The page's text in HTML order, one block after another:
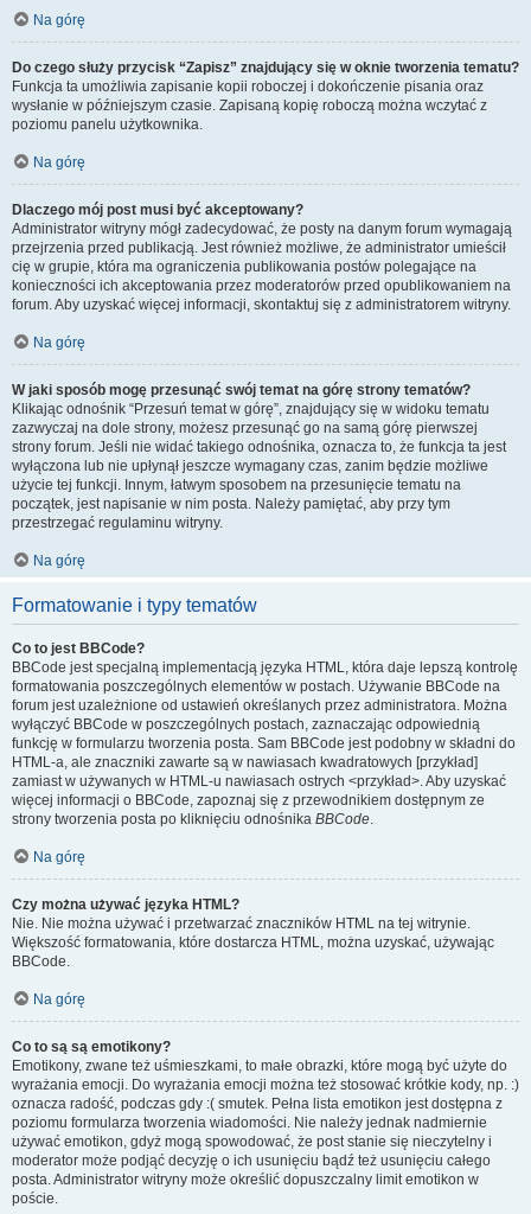
Na górę
Do czego służy przycisk “Zapisz” znajdujący się w oknie tworzenia tematu?
Funkcja ta umożliwia zapisanie kopii roboczej i dokończenie pisania oraz
wysłanie w późniejszym czasie. Zapisaną kopię roboczą można wczytać z
poziomu panelu użytkownika.
Na górę
Dlaczego mój post musi być akceptowany?
Administrator witryny mógł zadecydować, że posty na danym forum wymagają
przejrzenia przed publikacją. Jest również możliwe, że administrator umieścił
cię w grupie, która ma ograniczenia publikowania postów polegające na
konieczności ich akceptowania przez moderatorów przed opublikowaniem na
forum. Aby uzyskać więcej informacji, skontaktuj się z administratorem witryny.
Na górę
W jaki sposób mogę przesunąć swój temat na górę strony tematów?
Klikając odnośnik “Przesuń temat w górę”, znajdujący się w widoku tematu
zazwyczaj na dole strony, możesz przesunąć go na samą górę pierwszej
strony forum. Jeśli nie widać takiego odnośnika, oznacza to, że funkcja ta jest
wyłączona lub nie upłynął jeszcze wymagany czas, zanim będzie możliwe
użycie tej funkcji. Innym, łatwym sposobem na przesunięcie tematu na
początek, jest napisanie w nim posta. Należy pamiętać, aby przy tym
przestrzegać regulaminu witryny.
Na górę
Formatowanie i typy tematów
Co to jest BBCode?
BBCode jest specjalną implementacją języka HTML, która daje lepszą kontrolę
formatowania poszczególnych elementów w postach. Używanie BBCode na
forum jest uzależnione od ustawień określanych przez administratora. Można
wyłączyć BBCode w poszczególnych postach, zaznaczając odpowiednią
funkcję w formularzu tworzenia posta. Sam BBCode jest podobny w składni do
HTML-a, ale znaczniki zawarte są w nawiasach kwadratowych [przykład]
zamiast w używanych w HTML-u nawiasach ostrych <przykład>. Aby uzyskać
więcej informacji o BBCode, zapoznaj się z przewodnikiem dostępnym ze
strony tworzenia posta po kliknięciu odnośnika BBCode.
Na górę
Czy można używać języka HTML?
Nie. Nie można używać i przetwarzać znaczników HTML na tej witrynie.
Większość formatowania, które dostarcza HTML, można uzyskać, używając
BBCode.
Na górę
Co to są są emotikony?
Emotikony, zwane też uśmieszkami, to małe obrazki, które mogą być użyte do
wyrażania emocji. Do wyrażania emocji można też stosować krótkie kody, np. :)
oznacza radość, podczas gdy :( smutek. Pełna lista emotikon jest dostępna z
poziomu formularza tworzenia wiadomości. Nie należy jednak nadmiernie
używać emotikon, gdyż mogą spowodować, że post stanie się nieczytelny i
moderator może podjąć decyzję o ich usunięciu bądź też usunięciu całego
posta. Administrator witryny może określić dopuszczalny limit emotikon w
poście.